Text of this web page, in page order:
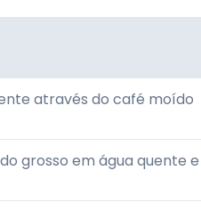
através do café moído
grosso em água quente e